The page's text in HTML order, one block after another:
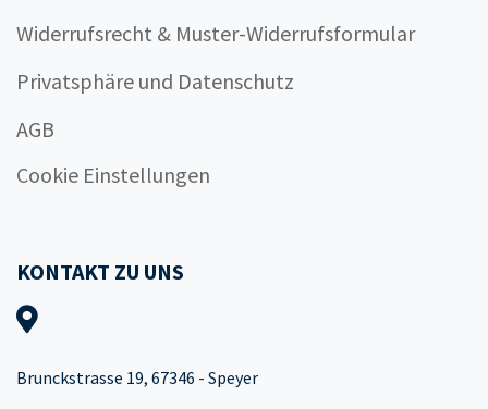
Widerrufsrecht & Muster-Widerrufsformular
Privatsphäre und Datenschutz
AGB
Cookie Einstellungen
KONTAKT ZU UNS
Brunckstrasse 19, 67346 - Speyer